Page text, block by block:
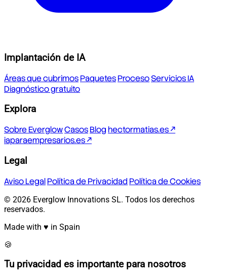
Implantación de IA
Áreas que cubrimosPaquetesProcesoServicios IA
Diagnóstico gratuito
Explora
Sobre EverglowCasosBloghectormatias.es ↗
iaparaempresarios.es ↗
Legal
Aviso LegalPolítica de PrivacidadPolítica de Cookies
© 2026 Everglow Innovations SL. Todos los derechos
reservados.
Made with ♥ in Spain
🍪
Tu privacidad es importante para nosotros